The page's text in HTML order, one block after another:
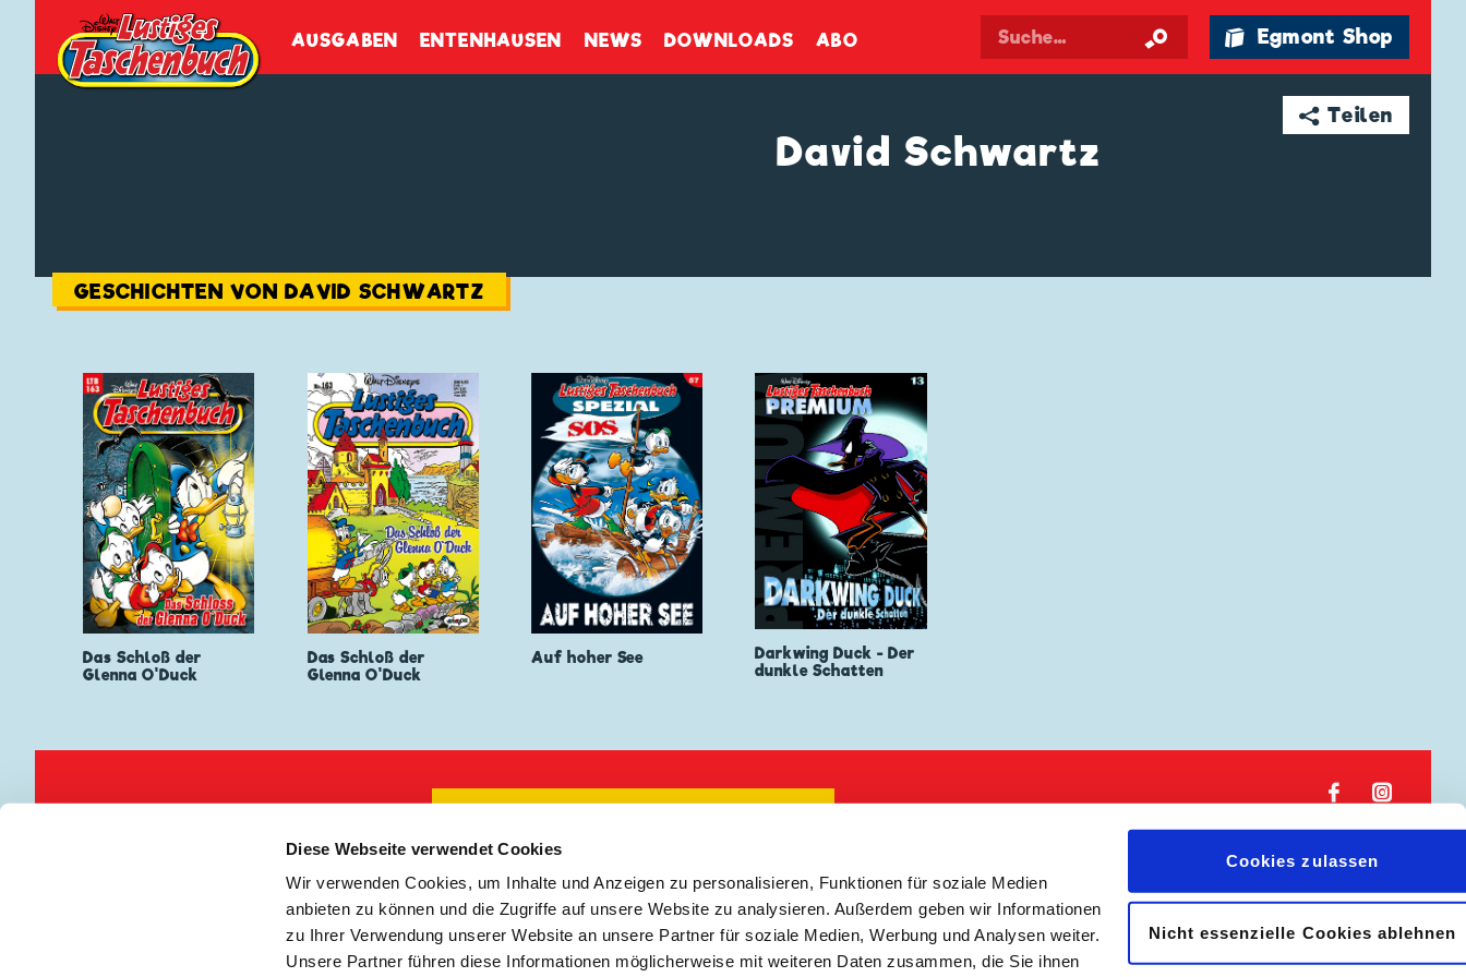
Diese Webseite verwendet Cookies
Wir verwenden Cookies, um Inhalte und Anzeigen zu personalisieren, Funktionen für soziale Medien
anbieten zu können und die Zugriffe auf unsere Website zu analysieren. Außerdem geben wir Informationen
zu Ihrer Verwendung unserer Website an unsere Partner für soziale Medien, Werbung und Analysen weiter.
Unsere Partner führen diese Informationen möglicherweise mit weiteren Daten zusammen, die Sie ihnen
Cookies zulassen
Nicht essenzielle Cookies ablehnen
AUSGABEN ENTENHAUSEN NEWS DOWNLOADS ABO 🛍 Egmont Shop
➦ Teilen
David Schwartz
GESCHICHTEN VON DAVID SCHWARTZ
Das Schloß der
Glenna O'Duck
Das Schloß der
Glenna O'Duck
Auf hoher See
Darkwing Duck - Der
dunkle Schatten
𝖿 📷
Impressum | Teilnahmebedingungen | Datenschutzerklärung | Kontakt |
Abonnement kündigen
Copyright © 2026 Egmont Ehapa Media GmbH